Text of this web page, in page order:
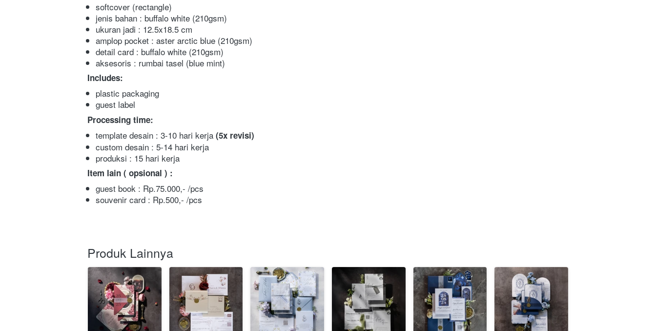
softcover (rectangle)
jenis bahan : buffalo white (210gsm)
ukuran jadi : 12.5x18.5 cm
amplop pocket : aster arctic blue (210gsm)
detail card : buffalo white (210gsm)
aksesoris : rumbai tasel (blue mint)
Includes:
plastic packaging
guest label
Processing time:
template desain : 3-10 hari kerja (5x revisi)
custom desain : 5-14 hari kerja
produksi : 15 hari kerja
Item lain ( opsional ) :
guest book : Rp.75.000,- /pcs
souvenir card : Rp.500,- /pcs
Produk Lainnya